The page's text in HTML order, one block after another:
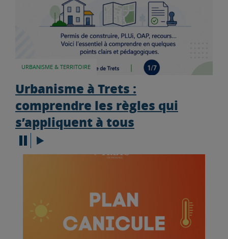
URBANISME & TERRITOIRE
Urbanisme à Trets :
comprendre les règles qui
s’appliquent à tous
Arrêter le défilement du carrousel
Faire défiler le carrousel